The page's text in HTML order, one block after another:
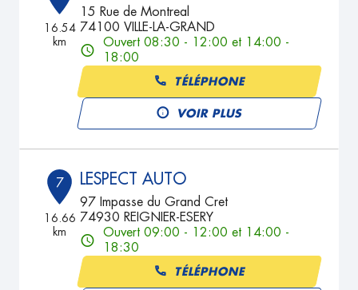
16.54
km
15 Rue de Montreal
74100 VILLE-LA-GRAND
Ouvert 08:30 - 12:00 et 14:00 -
18:00
TÉLÉPHONE
VOIR PLUS
7
16.66
km
LESPECT AUTO
97 Impasse du Grand Cret
74930 REIGNIER-ESERY
Ouvert 09:00 - 12:00 et 14:00 -
18:30
TÉLÉPHONE